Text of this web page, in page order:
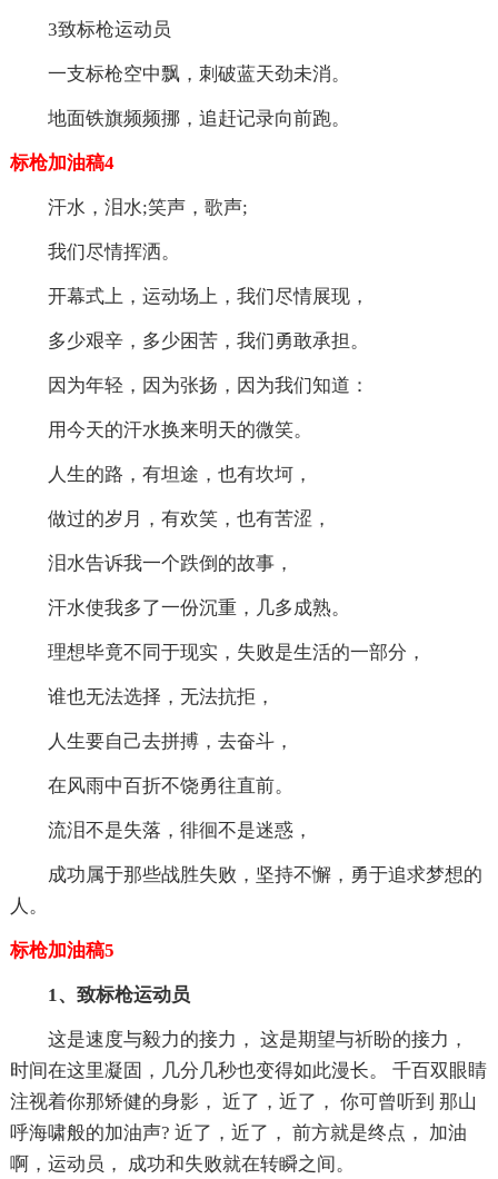
3致标枪运动员
一支标枪空中飘，刺破蓝天劲未消。
地面铁旗频频挪，追赶记录向前跑。
标枪加油稿4
汗水，泪水;笑声，歌声;
我们尽情挥洒。
开幕式上，运动场上，我们尽情展现，
多少艰辛，多少困苦，我们勇敢承担。
因为年轻，因为张扬，因为我们知道：
用今天的汗水换来明天的微笑。
人生的路，有坦途，也有坎坷，
做过的岁月，有欢笑，也有苦涩，
泪水告诉我一个跌倒的故事，
汗水使我多了一份沉重，几多成熟。
理想毕竟不同于现实，失败是生活的一部分，
谁也无法选择，无法抗拒，
人生要自己去拼搏，去奋斗，
在风雨中百折不饶勇往直前。
流泪不是失落，徘徊不是迷惑，
成功属于那些战胜失败，坚持不懈，勇于追求梦想的
人。
标枪加油稿5
1、致标枪运动员
这是速度与毅力的接力， 这是期望与祈盼的接力，
时间在这里凝固，几分几秒也变得如此漫长。 千百双眼睛
注视着你那矫健的身影， 近了，近了， 你可曾听到 那山
呼海啸般的加油声? 近了，近了， 前方就是终点， 加油
啊，运动员， 成功和失败就在转瞬之间。